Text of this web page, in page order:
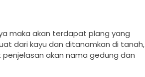
maka akan terdapat plang yang
dari kayu dan ditanamkan di tanah,
akan nama gedung dan